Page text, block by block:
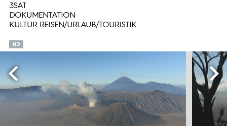
3SAT
DOKUMENTATION
KULTUR: REISEN/URLAUB/TOURISTIK